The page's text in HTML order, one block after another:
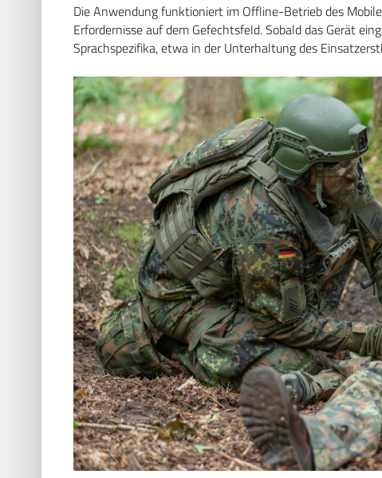
Die Anwendung funktioniert im Offline-Betrieb des
Erfordernisse auf dem Gefechtsfeld. Sobald das Gerät
Sprachspezifika, etwa in der Unterhaltung des